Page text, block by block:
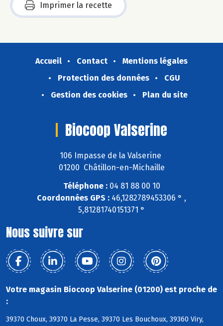
Imprimer la recette
Accueil Contact
Mentions légales
Protection des données
CGU
Gestion des cookies
Plan du site
Biocoop Valserine
106 Impasse de la Valserine
01200 Châtillon-en-Michaille
Téléphone :04 81 88 00 10
Coordonnées GPS : 46,1282789453306 ° ,
5,81281740151371 °
Nous suivre sur
Votre magasin Biocoop Valserine (01200) est proche de
:
39370 Choux, 39370 La Pesse, 39370 Les Bouchoux, 39360 Viry,